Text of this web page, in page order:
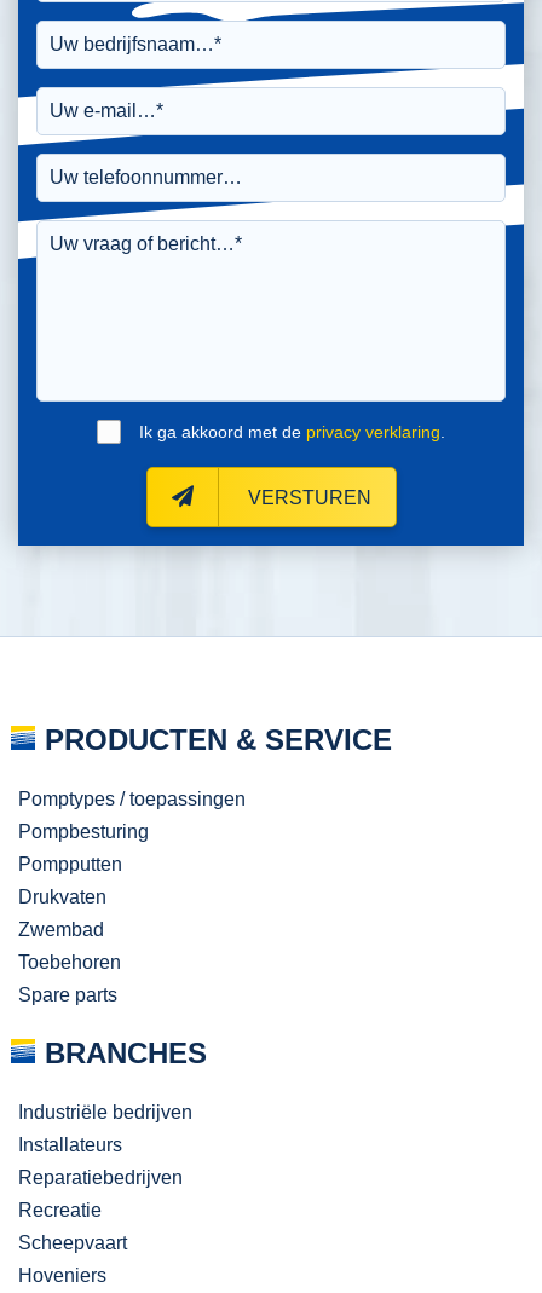
Ik ga akkoord met de privacy verklaring
VERSTUREN
PRODUCTEN & SERVICE
Pomptypes / toepassingen
Pompbesturing
Pompputten
Drukvaten
Zwembad
Toebehoren
Spare parts
BRANCHES
Industriële bedrijven
Installateurs
Reparatiebedrijven
Recreatie
Scheepvaart
Hoveniers